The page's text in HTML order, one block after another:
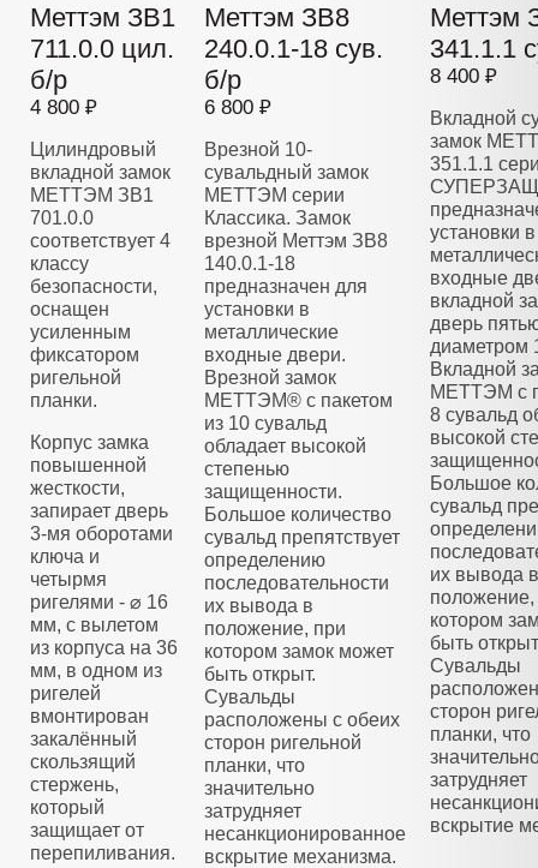
Меттэм ЗВ1
711.0.0 цил.
б/р
4 800 ₽
Цилиндровый
вкладной замок
МЕТТЭМ ЗВ1
701.0.0
соответствует 4
классу
безопасности,
оснащен
усиленным
фиксатором
ригельной
планки.
Корпус замка
повышенной
жесткости,
запирает дверь
3-мя оборотами
ключа и
четырмя
ригелями - ⌀ 16
мм, с вылетом
из корпуса на 36
мм, в одном из
ригелей
вмонтирован
закалённый
скользящий
стержень,
который
защищает от
перепиливания.
Меттэм ЗВ8
240.0.1-18 сув.
б/р
6 800 ₽
Врезной 10-
сувальдный замок
МЕТТЭМ серии
Классика. Замок
врезной Меттэм ЗВ8
140.0.1-18
предназначен для
установки в
металлические
входные двери.
Врезной замок
МЕТТЭМ® с пакетом
из 10 сувальд
обладает высокой
степенью
защищенности.
Большое количество
сувальд препятствует
определению
последовательности
их вывода в
положение, при
котором замок может
быть открыт.
Сувальды
расположены с обеих
сторон ригельной
планки, что
значительно
затрудняет
несанкционированное
вскрытие механизма.
Меттэм
341.1.1
8 400 ₽
Вкладной
замок
351.1.1
установки в
входные
вкладной
дверь
диаметром
Вкладной
МЕТТЭМ с
8 сувальд
высокой
Большое
сувальд
их вывода в
положение,
котором
быть
Сувальды
сторон
планки, что
затрудняет
вскрытие